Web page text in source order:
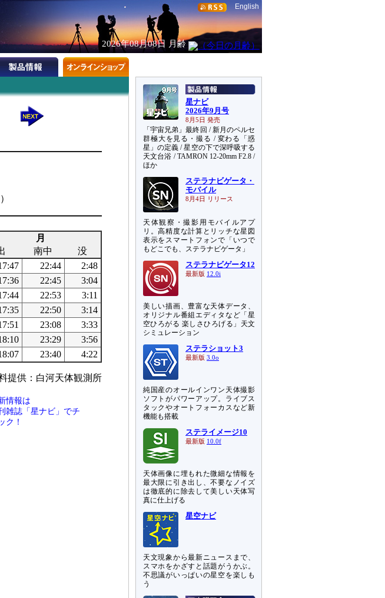
English
2026年08月08日 月齢
月
南中
没
22:44
2:48
22:45
3:04
22:53
3:11
22:50
3:14
23:08
3:33
23:29
3:56
23:40 4:22
提供：白河天体観測所
情報は
雑誌「星ナビ」でチ
ク！
星ナビ
2026年9月号
8月5日 発売
「宇宙兄弟」最終回 / 新月のペルセ
群極大を見る・撮る / 変わる「惑
星」の定義 / 星空の下で深呼吸する
天文台浴 / TAMRON 12-20mm F2.8 /
ほか
ステラナビゲータ・
モバイル
8月4日 リリース
天体観察・撮影用モバイルアプ
リ。高精度な計算とリッチな星図
表示をスマートフォンで「いつで
もどこでも、ステラナビゲータ」
ステラナビゲータ12
最新版 12.0i
美しい描画、豊富な天体データ、
オリジナル番組エディタなど「星
空ひろがる 楽しさひろげる」天文
シミュレーション
ステラショット3
最新版 3.0o
純国産のオールインワン天体撮影
ソフトがパワーアップ。ライブス
タックやオートフォーカスなど新
機能も搭載
ステライメージ10
最新版 10.0f
天体画像に埋もれた微細な情報を
最大限に引き出し、不要なノイズ
は徹底的に除去して美しい天体写
真に仕上げる
星空ナビ
天文現象から最新ニュースまで、
スマホをかざすと話題がうかぶ。
不思議がいっぱいの星空を楽しも
う